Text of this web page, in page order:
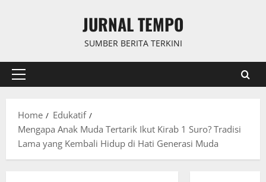
JURNAL TEMPO
SUMBER BERITA TERKINI
Primary
Home
Edukatif
Mengapa Anak Muda Tertarik Ikut Kirab 1 Suro? Tradisi
Lama yang Kembali Hidup di Hati Generasi Muda